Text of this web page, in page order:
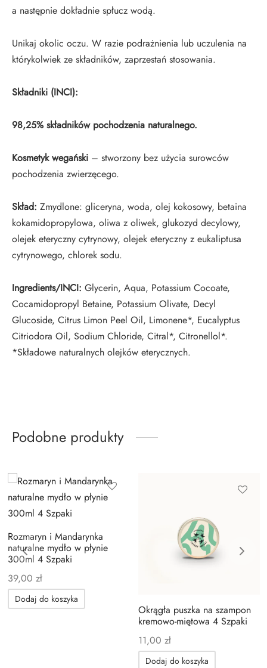
a następnie dokładnie spłucz wodą.
Unikaj okolic oczu. W razie podrażnienia lub uczulenia na
którykolwiek ze składników, zaprzestań stosowania.
Składniki (INCI):
98,25% składników pochodzenia naturalnego.
Kosmetyk wegański – stworzony bez użycia surowców
pochodzenia zwierzęcego.
Skład: Zmydlone: gliceryna, woda, olej kokosowy, betaina
kokamidopropylowa, oliwa z oliwek, glukozyd decylowy,
olejek eteryczny cytrynowy, olejek eteryczny z eukaliptusa
cytrynowego, chlorek sodu.
Ingredients/INCI: Glycerin, Aqua, Potassium Cocoate,
Cocamidopropyl Betaine, Potassium Olivate, Decyl
Glucoside, Citrus Limon Peel Oil, Limonene*, Eucalyptus
Citriodora Oil, Sodium Chloride, Citral*, Citronellol*.
*Składowe naturalnych olejków eterycznych.
Podobne produkty
Rozmaryn i Mandarynka
naturalne mydło w płynie
300ml 4 Szpaki
39,00 zł
Dodaj do koszyka
Okrągła puszka na szampon
kremowo-miętowa 4 Szpaki
11,00 zł
Dodaj do koszyka